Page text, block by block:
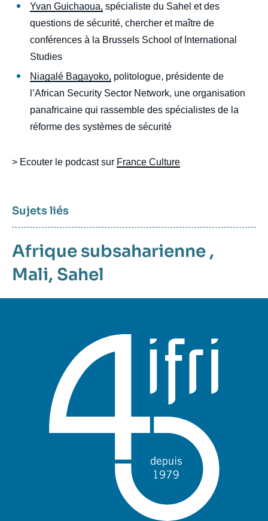
Yvan Guichaoua, spécialiste du Sahel et des
questions de sécurité, chercher et maître de
conférences à la Brussels School of International
Studies
Niagalé Bagayoko, politologue, présidente de
l’African Security Sector Network, une organisation
panafricaine qui rassemble des spécialistes de la
réforme des systèmes de sécurité
> Ecouter le podcast sur France Culture
Sujets liés
Afrique subsaharienne ,
Mali, Sahel